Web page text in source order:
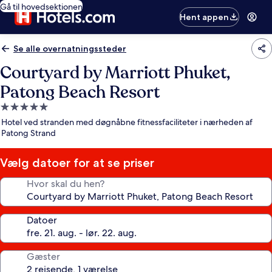
Gå til hovedsektionen
Hent appen
Se alle overnatningssteder
Courtyard by Marriott Phuket,
Patong Beach Resort
5.0-
stjernet
overnatningssted
Hotel ved stranden med døgnåbne fitnessfaciliteter i nærheden af
Patong Strand
Vælg datoer for at se priser
Hvor skal du hen?
Datoer
Gæster